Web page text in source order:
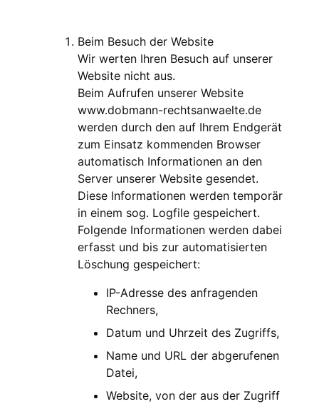
Beim Besuch der Website
Wir werten Ihren Besuch auf unserer
Website nicht aus.
Beim Aufrufen unserer Website
www.dobmann-rechtsanwaelte.de
werden durch den auf Ihrem Endgerät
zum Einsatz kommenden Browser
automatisch Informationen an den
Server unserer Website gesendet.
Diese Informationen werden temporär
in einem sog. Logfile gespeichert.
Folgende Informationen werden dabei
erfasst und bis zur automatisierten
Löschung gespeichert:
IP-Adresse des anfragenden
Rechners,
Datum und Uhrzeit des Zugriffs,
Name und URL der abgerufenen
Datei,
Website, von der aus der Zugriff